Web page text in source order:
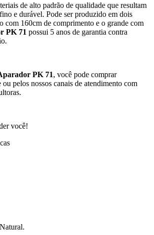
de alto padrão de qualidade que resultam
e durável. Pode ser produzido em dois
com 160cm de comprimento e o grande com
PK 71 possui 5 anos de garantia contra
PK 71, você pode comprar
pelos nossos canais de atendimento com
você!